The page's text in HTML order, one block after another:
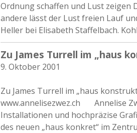
Ordnung schaffen und Lust zeigen
andere lässt der Lust freien Lauf
Heller bei Elisabeth Staffelbach.
Zu James Turrell im „haus
9. Oktober 2001
Zu James Turrell im „haus
www.annelisezwez.ch Annelise
Installationen und hochpräzise
des neuen „haus konkret“ im